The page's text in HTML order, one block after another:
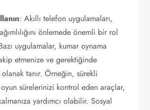
: Akıllı telefon uygulamaları,
önlemede önemli bir rol
uygulamalar, kumar oynama
takip etmenize ve gerektiğinde
olanak tanır. Örneğin, sürekli
oyun sürelerinizi kontrol eden araçlar,
yardımcı olabilir. Sosyal